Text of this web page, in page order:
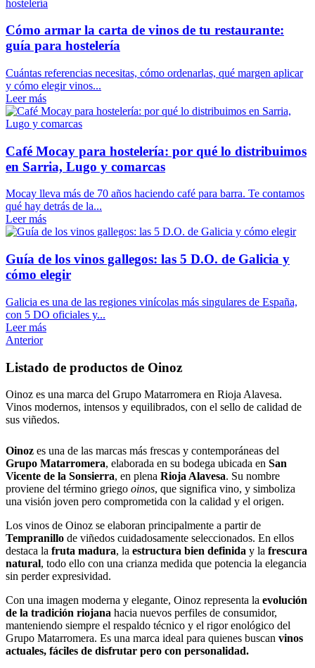
Cómo armar la carta de vinos de tu restaurante:
guía para hostelería
Cuántas referencias necesitas, cómo ordenarlas, qué margen aplicar
y cómo elegir vinos...
Leer más
Café Mocay para hostelería: por qué lo distribuimos
en Sarria, Lugo y comarcas
Mocay lleva más de 70 años haciendo café para barra. Te contamos
qué hay detrás de la...
Leer más
Guía de los vinos gallegos: las 5 D.O. de Galicia y
cómo elegir
Galicia es una de las regiones vinícolas más singulares de España,
con 5 DO oficiales y...
Leer más
Anterior
Listado de productos de Oinoz
Oinoz es una marca del Grupo Matarromera en Rioja Alavesa.
Vinos modernos, intensos y equilibrados, con el sello de calidad de
sus viñedos.
Oinoz es una de las marcas más frescas y contemporáneas del
Grupo Matarromera, elaborada en su bodega ubicada en San
Vicente de la Sonsierra, en plena Rioja Alavesa. Su nombre
proviene del término griego oinos, que significa vino, y simboliza
una visión joven pero comprometida con la calidad y el origen.
Los vinos de Oinoz se elaboran principalmente a partir de
Tempranillo de viñedos cuidadosamente seleccionados. En ellos
destaca la fruta madura, la estructura bien definida y la frescura
natural, todo ello con una crianza medida que potencia la elegancia
sin perder expresividad.
Con una imagen moderna y elegante, Oinoz representa la evolución
de la tradición riojana hacia nuevos perfiles de consumidor,
manteniendo siempre el respaldo técnico y el rigor enológico del
Grupo Matarromera. Es una marca ideal para quienes buscan vinos
actuales, fáciles de disfrutar pero con personalidad.